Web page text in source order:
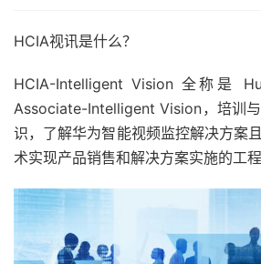
HCIA视讯是什么？
HCIA-Intelligent Vision 全称是
Associate-Intelligent Vision，培训
识，了解华为智能视频监控解决方案
术实现产品销售和解决方案实施的工程